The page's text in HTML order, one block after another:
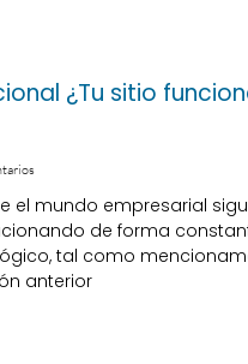
¿Tu sitio
el mundo empresarial
de forma
tal como
anterior